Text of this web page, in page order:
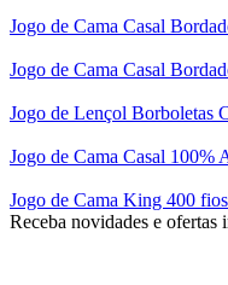
Jogo de Cama Casal
Jogo de Cama Casal
Jogo de Lençol Borboletas
Jogo de Cama Casal 100%
Jogo de Cama King 400
Receba novidades e ofertas